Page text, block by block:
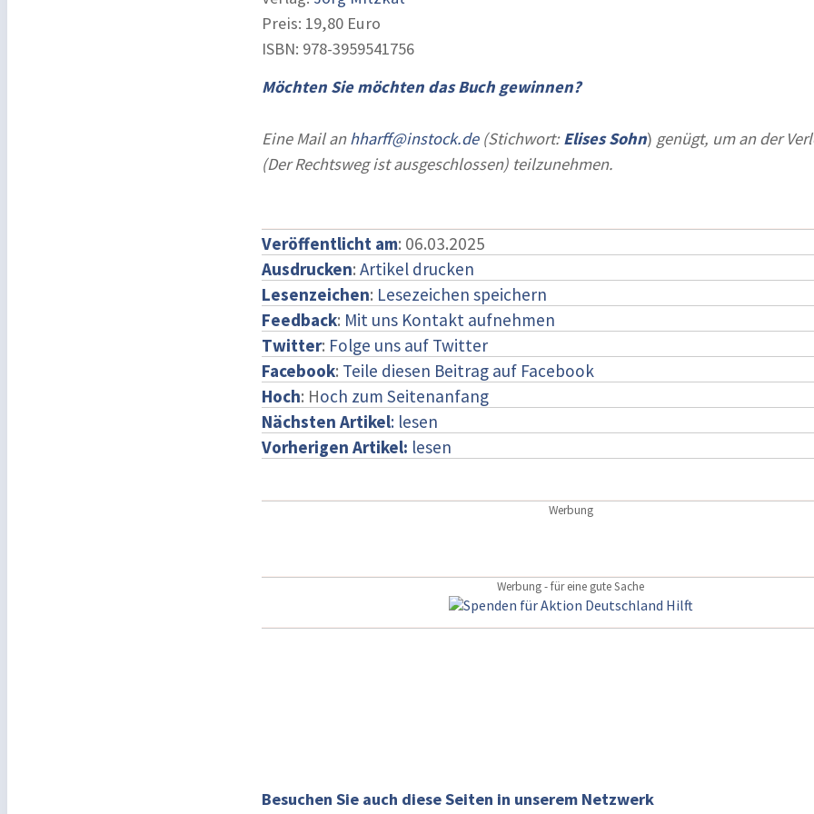
Preis: 19,80 Euro
ISBN: ‎978-3959541756
Möchten Sie möchten das Buch gewinnen?
Eine Mail anhharff@instock.de(Stichwort:Elises Sohn) genügt, um an der
(Der Rechtsweg ist ausgeschlossen) teilzunehmen.
Veröffentlicht am: 06.03.2025
Ausdrucken: Artikel drucken
Lesenzeichen: Lesezeichen speichern
Feedback: Mit uns Kontakt aufnehmen
Twitter: Folge uns auf Twitter
Facebook: Teile diesen Beitrag auf Facebook
Hoch: Hoch zum Seitenanfang
Nächsten Artikel: lesen
Vorherigen Artikel: lesen
Werbung
Werbung - für eine gute Sache
Besuchen Sie auch diese Seiten in unserem Netzwerk